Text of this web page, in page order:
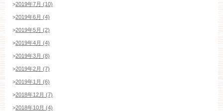
>2019年7月 (10)
>2019年6月 (4)
>2019年5月 (2)
>2019年4月 (4)
>2019年3月 (8)
>2019年2月 (7)
>2019年1月 (6)
>2018年12月 (7)
>2018年10月 (4)